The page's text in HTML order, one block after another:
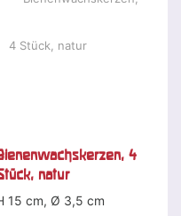
4
natur
15 cm, Ø 3,5 cm